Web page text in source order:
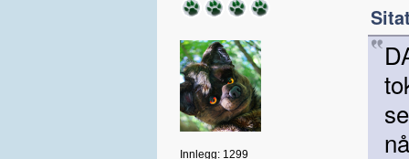
Innlegg: 1299